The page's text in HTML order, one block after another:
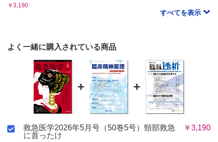
￥3,190
すべてを表示
よく一緒に購入されている商品
+ +
救急医学2026年5月号（50巻5号）頸部救急
に首ったけ
￥3,190